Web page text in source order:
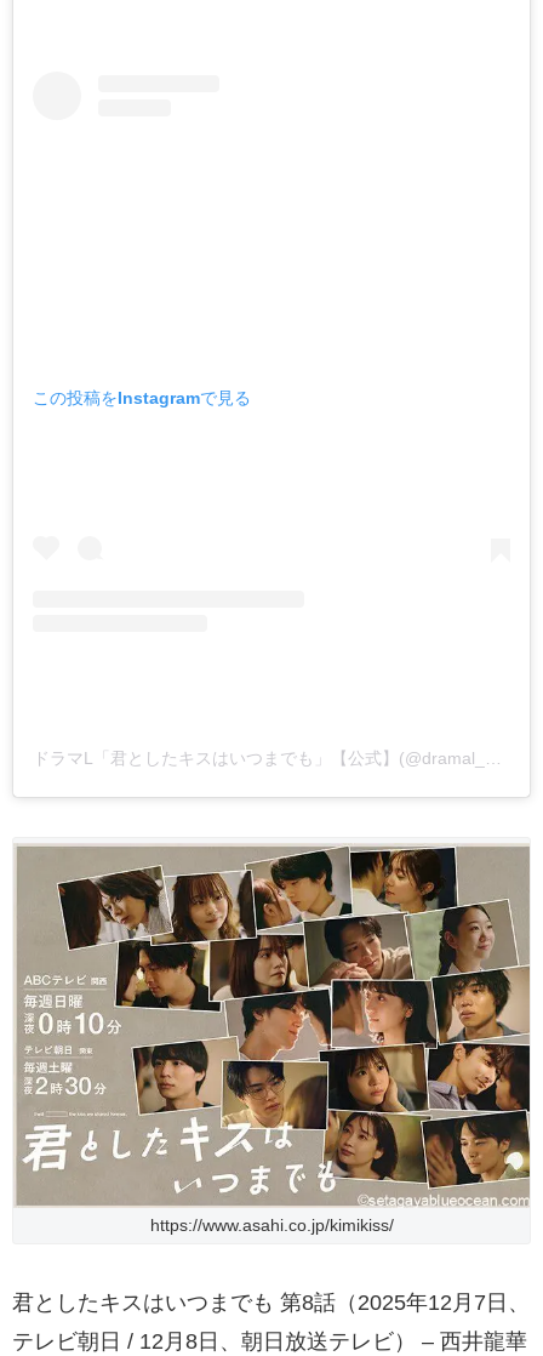
この投稿をInstagramで見る
https://www.asahi.co.jp/kimikiss/
君としたキスはいつまでも 第8話（2025年12月7日、
テレビ朝日 / 12月8日、朝日放送テレビ） – 西井龍華